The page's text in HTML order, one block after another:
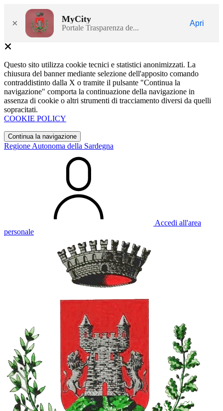
× MyCity
Portale Trasparenza de...
Apri
Questo sito utilizza cookie tecnici e statistici anonimizzati. La
chiusura del banner mediante selezione dell'apposito comando
contraddistinto dalla X o tramite il pulsante "Continua la
navigazione" comporta la continuazione della navigazione in
assenza di cookie o altri strumenti di tracciamento diversi da quelli
sopracitati.
COOKIE POLICY
Continua la navigazione
Regione Autonoma della Sardegna
Accedi all'area
personale